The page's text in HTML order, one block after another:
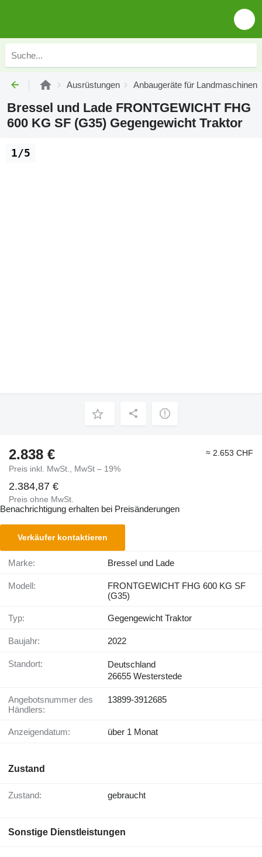
Ausrüstungen Anbaugeräte für Landmaschinen
Bressel und Lade FRONTGEWICHT FHG
600 KG SF (G35) Gegengewicht Traktor
1/5
2.838 €
Preis inkl. MwSt., MwSt – 19%
≈ 2.653 CHF
2.384,87 €
Preis ohne MwSt.
Benachrichtigung erhalten bei Preisänderungen
Verkäufer kontaktieren
Marke: Bressel und Lade
Modell:
FRONTGEWICHT FHG 600 KG SF
(G35)
Typ: Gegengewicht Traktor
Baujahr: 2022
Standort:
Deutschland
26655 Westerstede
Angebotsnummer des
Händlers:
13899-3912685
Anzeigendatum: über 1 Monat
Zustand
Zustand: gebraucht
Sonstige Dienstleistungen